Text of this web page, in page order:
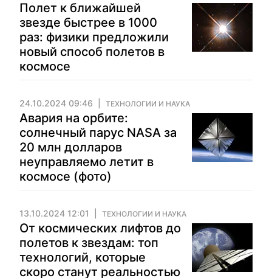
Полет к ближайшей
звезде быстрее в 1000
раз: физики предложили
новый способ полетов в
космосе
24.10.2024 09:46 ТЕХНОЛОГИИ И НАУКА
Авария на орбите:
солнечный парус NASA за
20 млн долларов
неуправляемо летит в
космосе (фото)
13.10.2024 12:01 ТЕХНОЛОГИИ И НАУКА
От космических лифтов до
полетов к звездам: топ
технологий, которые
скоро станут реальностью